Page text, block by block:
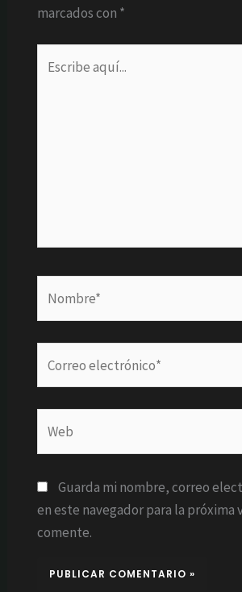
marcados con *
aquí...
electrónico*
Guarda mi nombre, correo
en este navegador para la próxima
comente.